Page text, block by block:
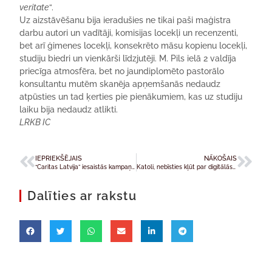
veritate“.
Uz aizstāvēšanu bija ieradušies ne tikai paši maģistra
darbu autori un vadītāji, komisijas locekļi un recenzenti,
bet arī ģimenes locekļi, konsekrēto māsu kopienu locekļi,
studiju biedri un vienkārši līdzjutēji. M. Pils ielā 2 valdīja
priecīga atmosfēra, bet no jaundiplomēto pastorālo
konsultantu mutēm skanēja apņemšanās nedaudz
atpūsties un tad ķerties pie pienākumiem, kas uz studiju
laiku bija nedaudz atlikti.
LRKB IC
IEPRIEKŠĒJAIS NĀKOŠAIS
Katoli, nebīsties kļūt par digitālās pasaules pilsoni!
Dalīties ar rakstu